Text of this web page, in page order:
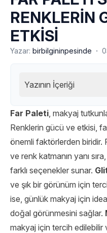
RENKLERİN
ETKİSİ
Yazar: birbilgininpesinde ·
Yazının İçeriği
Far Paleti, makyaj
Renklerin gücü ve etkisi,
önemli faktörlerden biridir.
ve renk katmanın yanı
farklı seçenekler sunar.
ve şık bir görünüm için
ise, günlük makyaj için
doğal görünmesini sağlar.
makyaj için tercih edilebilir